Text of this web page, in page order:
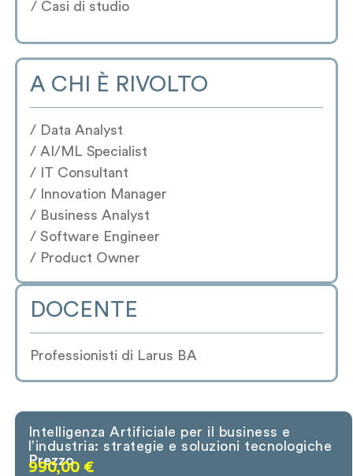
/ Casi di studio
A CHI È RIVOLTO
/ Data Analyst
/ AI/ML Specialist
/ IT Consultant
/ Innovation Manager
/ Business Analyst
/ Software Engineer
/ Product Owner
DOCENTE
Professionisti di Larus BA
Intelligenza Artificiale per il business e
l’industria: strategie e soluzioni tecnologiche
Prezzo
990,00 €